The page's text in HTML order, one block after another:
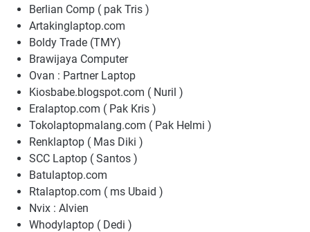
Berlian Comp ( pak Tris )
Artakinglaptop.com
Boldy Trade (TMY)
Brawijaya Computer
Ovan : Partner Laptop
Kiosbabe.blogspot.com ( Nuril )
Eralaptop.com ( Pak Kris )
Tokolaptopmalang.com ( Pak Helmi )
Renklaptop ( Mas Diki )
SCC Laptop ( Santos )
Batulaptop.com
Rtalaptop.com ( ms Ubaid )
Nvix : Alvien
Whodylaptop ( Dedi )